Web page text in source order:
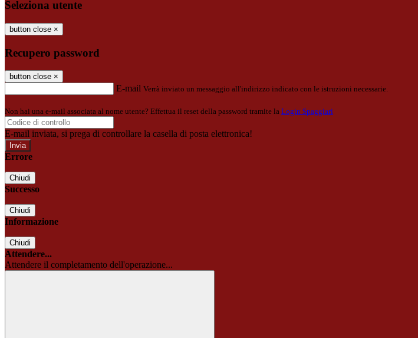
Seleziona utente
button close ×
Recupero password
button close ×
E-mail Verrà inviato un messaggio all'indirizzo indicato con le istruzioni necessarie.
Non hai una e-mail associata al nome utente? Effettua il reset della password tramite la Login Spaggiari
E-mail inviata, si prega di controllare la casella di posta elettronica!
Errore
Chiudi
Successo
Chiudi
Informazione
Chiudi
Attendere...
Attendere il completamento dell'operazione...